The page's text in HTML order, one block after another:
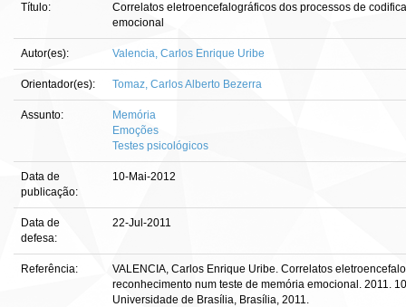
Título:
Correlatos eletroencefalográficos dos processos de
emocional
Autor(es): Valencia, Carlos Enrique Uribe
Orientador(es): Tomaz, Carlos Alberto Bezerra
Assunto:
Memória
Emoções
Testes psicológicos
Data de
publicação:
10-Mai-2012
Data de
defesa:
22-Jul-2011
Referência:
VALENCIA, Carlos Enrique Uribe. Correlatos
reconhecimento num teste de memória emocional. 2011.
Universidade de Brasília, Brasília, 2011.